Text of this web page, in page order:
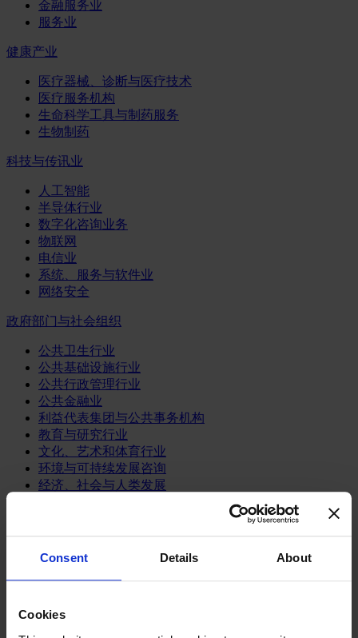
Consent Details About
Cookies
金融服务业
服务业
健康产业
医疗器械、诊断与医疗技术
医疗服务机构
生命科学工具与制药服务
生物制药
科技与传讯业
人工智能
半导体行业
数字化咨询业务
物联网
电信业
系统、服务与软件业
网络安全
政府部门与社会组织
公共卫生行业
公共基础设施行业
公共行政管理行业
公共金融业
利益代表集团与公共事务机构
教育与研究行业
文化、艺术和体育行业
环境与可持续发展咨询
经济、社会与人类发展
媒体和娱乐业
消费品
餐饮、旅游与酒店业